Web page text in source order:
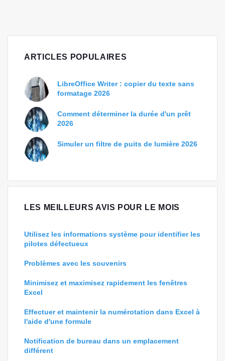
ARTICLES POPULAIRES
LibreOffice Writer : copier du texte sans
formatage 2026
Comment déterminer la durée d'un prêt
2026
Simuler un filtre de puits de lumière 2026
LES MEILLEURS AVIS POUR LE MOIS
Utilisez les informations système pour identifier les
pilotes défectueux
Problèmes avec les souvenirs
Minimisez et maximisez rapidement les fenêtres
Excel
Effectuer et maintenir la numérotation dans Excel à
l'aide d'une formule
Notification de bureau dans un emplacement
différent